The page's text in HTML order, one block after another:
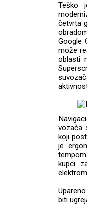
Teško
četvrta
Google
može
oblasti
vozača
koji
je
kupci
biti